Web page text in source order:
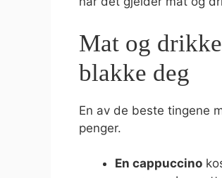
Mat og
blakke deg
En av de beste tingene
penger.
En cappuccino